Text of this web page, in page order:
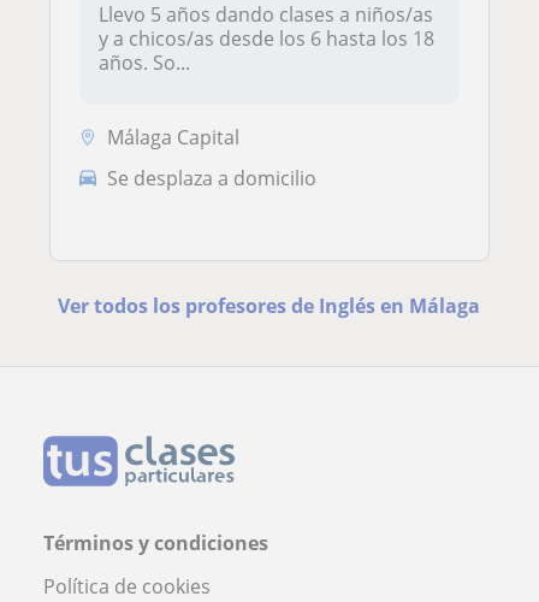
Llevo 5 años dando clases a niños/as
y a chicos/as desde los 6 hasta los 18
años. So...
Málaga Capital
Se desplaza a domicilio
Ver todos los profesores de Inglés en Málaga
Términos y condiciones
Política de cookies